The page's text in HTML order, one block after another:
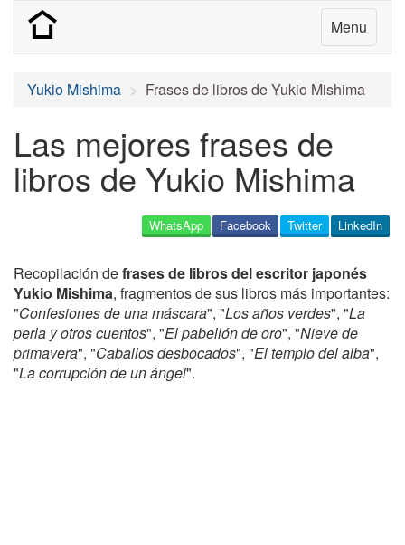
Menu
Yukio Mishima Frases de libros de Yukio Mishima
Las mejores frases de
libros de Yukio Mishima
LinkedIn
Twitter
Facebook
WhatsApp
Recopilación defrases de libros del escritor japonés
Yukio Mishima, fragmentos de sus libros más importantes:
"Confesiones de una máscara", "Los años verdes", "La
perla y otros cuentos", "El pabellón de oro", "Nieve de
primavera", "Caballos desbocados", "El templo del alba",
"La corrupción de un ángel".